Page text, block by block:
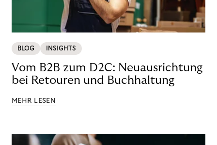
BLOG INSIGHTS
Vom B2B zum D2C: Neuausrichtung
bei Retouren und Buchhaltung
MEHR LESEN